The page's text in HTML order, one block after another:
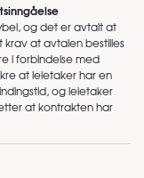
og det er avtalt at
at avtalen bestilles
i forbindelse med
at leietaker har en
og leietaker
at kontrakten har